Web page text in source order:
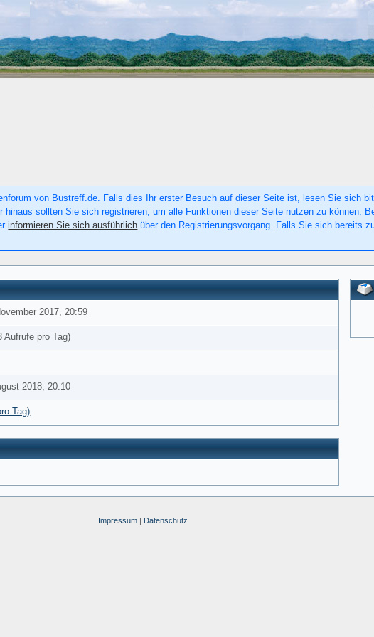
von Bustreff.de. Falls dies Ihr erster Besuch auf dieser Seite ist, lesen Sie sich
hinaus sollten Sie sich registrieren, um alle Funktionen dieser Seite nutzen zu können.
informieren Sie sich ausführlich über den Registrierungsvorgang. Falls Sie sich bereits
2017, 20:59
Aufrufe pro Tag)
2018, 20:10
Tag)
Impressum | Datenschutz